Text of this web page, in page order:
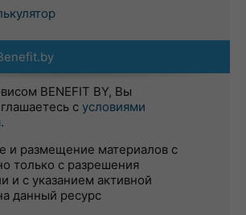
BENEFIT BY, Вы
с условиями
.
и размещение материалов с
только с разрешения
и с указанием активной
данный ресурс